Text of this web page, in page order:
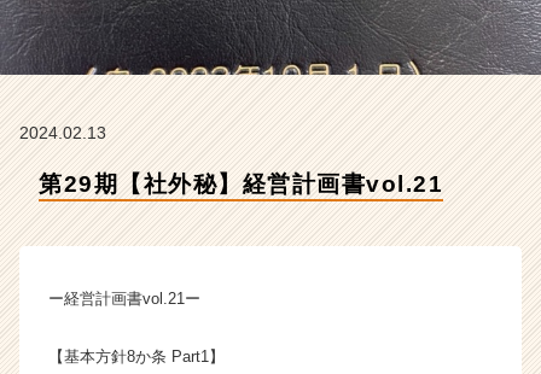
の
タ
イ
ム
|
ベ
長
2024.02.13
第29期【社外秘】経営計画書vol.21
ー経営計画書vol.21ー
【基本方針8か条 Part1】